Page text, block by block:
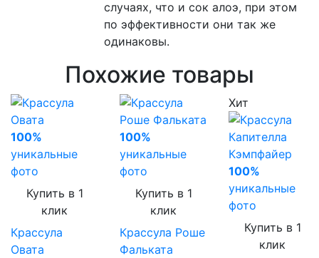
случаях, что и сок алоэ, при этом
по эффективности они так же
одинаковы.
Похожие товары
100%
уникальные
фото
Купить в 1
клик
Крассула
Овата
100%
уникальные
фото
Купить в 1
клик
Крассула Роше
Фальката
Хит
100%
уникальные
фото
Купить в 1
клик